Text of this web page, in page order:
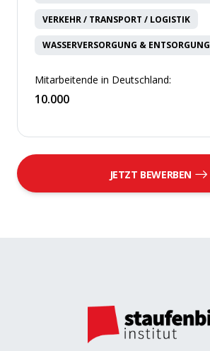
VERKEHR / TRANSPORT / LOGISTIK
WASSERVERSORGUNG & ENTSORGUNG
Mitarbeitende in Deutschland:
10.000
JETZT BEWERBEN